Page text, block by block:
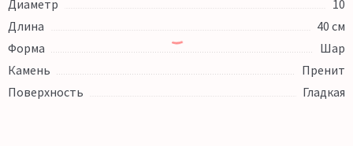
Диаметр
10
Длина
40 см
Форма
Шар
Камень
Пренит
Поверхность
Гладкая